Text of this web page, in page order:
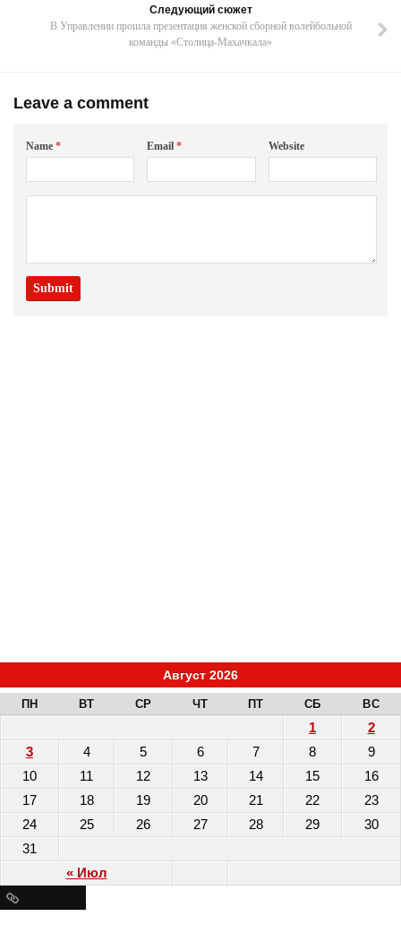
Следующий сюжет
В Управлении прошла презентация женской сборной волейбольной
команды «Столица-Махачкала»
Leave a comment
Name * Email* Website
Август 2026
ПН ВТ СР ЧТ ПТ СБ ВС
« Июл
1
2
3
4 5 6 7 8
9
10
11 12 13 14 15
16
17
18 19 20 21 22
23
24
25 26 27 28 29
30
31